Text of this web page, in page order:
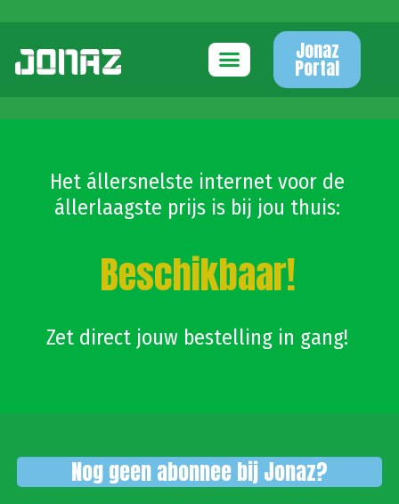
Jonaz
Portal
Het állersnelste internet voor de
állerlaagste prijs is bij jou thuis:
Beschikbaar!
Zet direct jouw bestelling in gang!
Nog geen abonnee bij Jonaz?